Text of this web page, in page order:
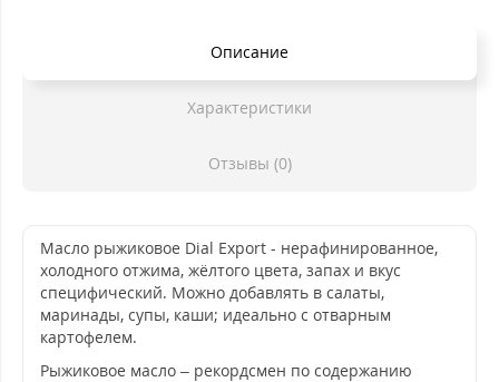
Описание
Характеристики
Отзывы (0)
Масло рыжиковое Dial Export - нерафинированное,
холодного отжима, жёлтого цвета, запах и вкус
специфический. Можно добавлять в салаты,
маринады, супы, каши; идеально с отварным
картофелем.
Рыжиковое масло – рекордсмен по содержанию